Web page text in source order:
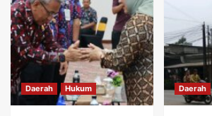
Daerah Hukum Daerah